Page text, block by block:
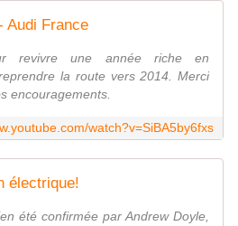
Audi France
revivre une année riche en
la route vers 2014. Merci
encouragements.
watch?v=SiBA5by6fxs
électrique!
été confirmée par Andrew Doyle,